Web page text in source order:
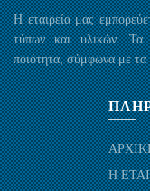
Η εταιρεία μας
τύπων και υλικών. Τα
ποιότητα, σύμφωνα με
Η